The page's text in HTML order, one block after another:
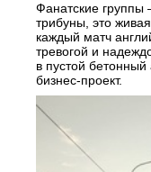
Фанатские
трибуны, это
каждый матч
тревогой и
в пустой
бизнес-проект.